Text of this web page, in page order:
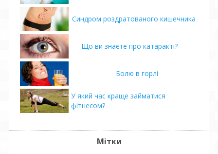
Синдром роздратованого кишечника
Що ви знаєте про катаракті?
Болю в горлі
У який час краще займатися
фітнесом?
Мітки